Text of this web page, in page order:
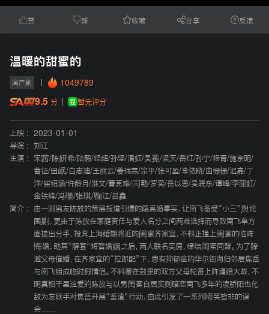
赞 踩 收藏 分享 反馈
温暖的甜蜜的
国产剧 1049789
9.5 分 暂无评分
上映 :
2023-01-01
导演 :
刘江
主演 :
宋茜/陈妍希/陆毅/经超/孙坚/潘虹/吴冕/梁天/岳红/孙宁/杨青/施京明/
曹征/田岷/白志迪/王丽云/姜瑞霖/宗平/张可盈/李依晓/曲栅栅/迟嘉/丁
洋/崔绍涵/许龄月 /淮文/曹克难/闫勤/罗奕/岳以恩/吴晓东/谭峰/李丽虹/
金铁峰/冯瓅/张琪/鞠江/吕鑫
简介 :
由一则男友陈放的策展报道引爆的隐离婚事实，让南飞备受“小三”舆论
围剿，更由于陈放在家庭责任与爱人名分之间两难选择而导致南飞单方
面提出分手，投奔上海婚期将近的闺蜜齐家宜，不料正撞上闺蜜的临阵
悔婚，助其“解套”短暂婚姻之后，两人联名买房，缔结闺蜜同盟。为了躲
避父母催婚，在齐家宜的“拉郎配”下，患有抑郁症的华尔街海归邻居焦岳
与南飞组成临时假情侣。不料蒙在鼓里的双方父母轮番上阵逼婚大战，不
明真相千里追爱的陈放与以男闺蜜自居实则暗恋南飞多年的凌骄阳也化
敌为友联手对焦岳开展“鉴渣”行动，由此引发了一系列啼笑皆非的误
会……